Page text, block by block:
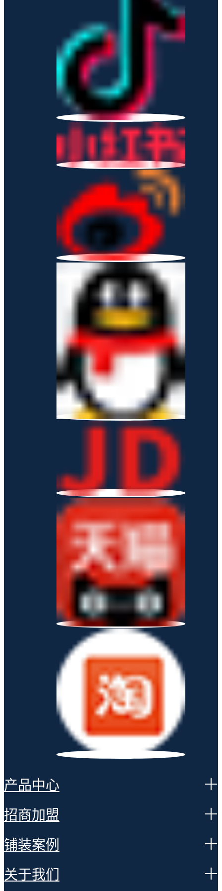
产品中心
招商加盟
铺装案例
关于我们